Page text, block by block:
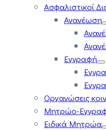
Ασφαλιστικοί
Ανανέωση
Εγγραφή
Οργανώσεις
Μητρώο-
Ειδικά Μητρώα